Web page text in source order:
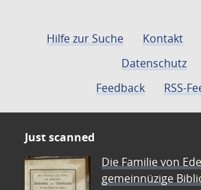
Hilfe zur Suche Kontakt
Datenschutz
Feedback
RSS-
Just scanned
Die Familie von
gemeinnüzige